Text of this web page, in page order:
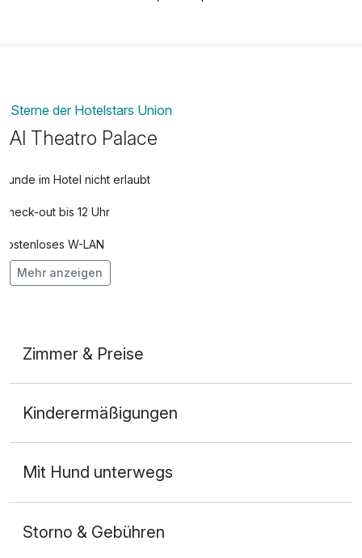
Sterne der Hotelstars Union
Al Theatro Palace
Hunde im Hotel nicht erlaubt
Check-out bis 12 Uhr
Kostenloses W-LAN
Mit Hotelbar
Mehr anzeigen
Zimmer & Preise
2 Erwachsene
Kinderermäßigungen
Mit Hund unterwegs
Storno & Gebühren